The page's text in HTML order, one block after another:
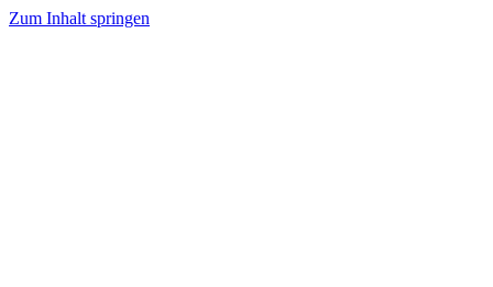
Zum Inhalt springen